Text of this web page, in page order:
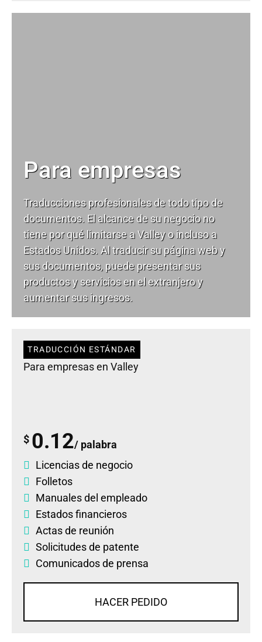
Para empresas
Traducciones profesionales de todo tipo de
documentos. El alcance de su negocio no
tiene por qué limitarse a Valley o incluso a
Estados Unidos. Al traducir su página web y
sus documentos, puede presentar sus
productos y servicios en el extranjero y
aumentar sus ingresos.
TRADUCCIÓN ESTÁNDAR
Para empresas en Valley
$ 0.12/ palabra
Licencias de negocio
Folletos
Manuales del empleado
Estados financieros
Actas de reunión
Solicitudes de patente
Comunicados de prensa
HACER PEDIDO